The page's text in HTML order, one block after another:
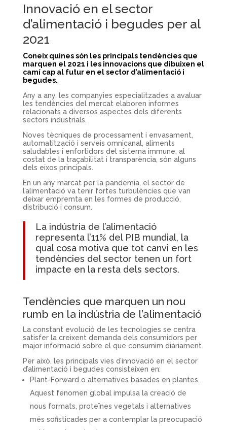
Innovació en el sector
d’alimentació i begudes per al
2021
Coneix quines són les principals tendències que
marquen el 2021 i les innovacions que dibuixen el
camí cap al futur en el sector d’alimentació i
begudes.
Any a any, les companyies especialitzades a avaluar
les tendències del mercat elaboren informes
relacionats a diversos aspectes dels diferents
sectors industrials.
Noves tècniques de processament i envasament,
automatització i serveis omnicanal, aliments
saludables i enfortidors del sistema immune, al
costat de la traçabilitat i transparència, són alguns
dels eixos principals.
En un any marcat per la pandèmia, el sector de
l’alimentació va tenir fortes turbulències que van
deixar empremta en les formes de producció,
distribució i consum.
La indústria de l’alimentació
representa l’11% del PIB mundial, la
qual cosa motiva que tot canvi en les
tendències del sector tenen un fort
impacte en la resta dels sectors.
Tendències que marquen un nou
rumb en la indústria de l’alimentació
La constant evolució de les tecnologies se centra
satisfer la creixent demanda dels consumidors per
major informació sobre el que consumim diàriament.
Per això, les principals vies d’innovació en el sector
d’alimentació i begudes consisteixen en:
Plant-Forward o alternatives basades en plantes.
Aquest fenomen global impulsa la creació de
nous formats, proteïnes vegetals i alternatives
més sofisticades per a contemplar la preocupació